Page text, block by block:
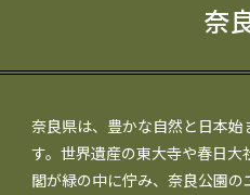
奈
奈良県は、豊かな自然と日本
す。世界遺産の東大寺や春日
閣が緑の中に佇み、奈良公園